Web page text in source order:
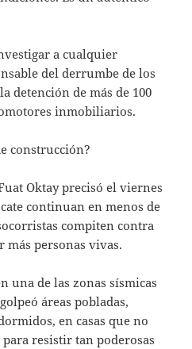
a cualquier
del derrumbe de los
detención de más de 100
inmobiliarios.
construcción?
Oktay precisó el viernes
continuan en menos de
compiten contra
más personas vivas.
una de las zonas sísmicas
áreas pobladas,
en casas que no
resistir tan poderosas